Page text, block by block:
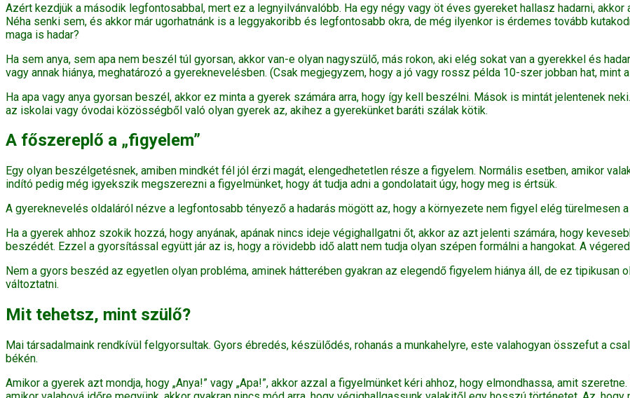
Azért kezdjük a második legfontosabbal, mert ez a legnyilvánvalóbb. Ha egy négy vagy öt éves gyereket hallasz hadarni,
Néha senki sem, és akkor már ugorhatnánk is a leggyakoribb és legfontosabb okra, de még ilyenkor is érdemes tovább
maga is hadar?
Ha sem anya, sem apa nem beszél túl gyorsan, akkor van-e olyan nagyszülő, más rokon, aki elég sokat van a gyerekkel és
vagy annak hiánya, meghatározó a gyereknevelésben. (Csak megjegyzem, hogy a jó vagy rossz példa 10-szer jobban hat, mint
Ha apa vagy anya gyorsan beszél, akkor ez minta a gyerek számára arra, hogy így kell beszélni. Mások is mintát jelentenek
az iskolai vagy óvodai közösségből való olyan gyerek az, akihez a gyerekünket baráti szálak kötik.
A főszereplő a „figyelem”
Egy olyan beszélgetésnek, amiben mindkét fél jól érzi magát, elengedhetetlen része a figyelem. Normális esetben, amikor
indító pedig még igyekszik megszerezni a figyelmünket, hogy át tudja adni a gondolatait úgy, hogy meg is értsük.
A gyereknevelés oldaláról nézve a legfontosabb tényező a hadarás mögött az, hogy a környezete nem figyel elég türelmesen
Ha a gyerek ahhoz szokik hozzá, hogy anyának, apának nincs ideje végighallgatni őt, akkor az azt jelenti számára, hogy
beszédét. Ezzel a gyorsítással együtt jár az is, hogy a rövidebb idő alatt nem tudja olyan szépen formálni a hangokat. A
Nem a gyors beszéd az egyetlen olyan probléma, aminek hátterében gyakran az elegendő figyelem hiánya áll, de ez tipikusan
változtatni.
Mit tehetsz, mint szülő?
Mai társadalmaink rendkívül felgyorsultak. Gyors ébredés, készülődés, rohanás a munkahelyre, este valahogyan összefut a
békén.
Amikor a gyerek azt mondja, hogy „Anya!” vagy „Apa!”, akkor azzal a figyelmünket kéri ahhoz, hogy elmondhassa, amit